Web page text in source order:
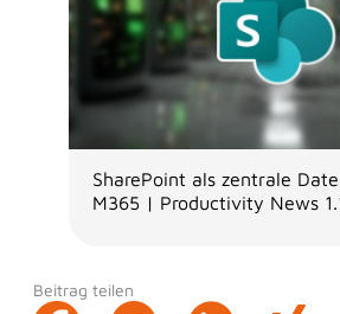
SharePoint als zentrale
M365 | Productivity News
Beitrag teilen